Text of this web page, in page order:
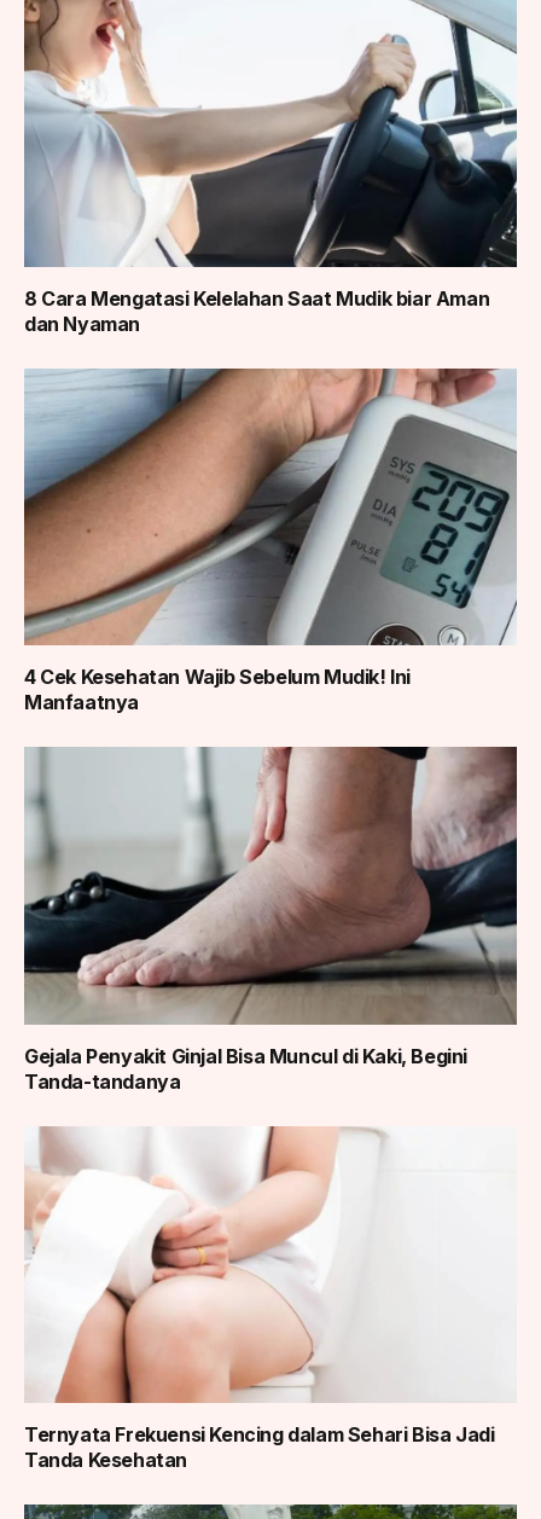
8 Cara Mengatasi Kelelahan Saat Mudik biar Aman
dan Nyaman
4 Cek Kesehatan Wajib Sebelum Mudik! Ini
Manfaatnya
Gejala Penyakit Ginjal Bisa Muncul di Kaki, Begini
Tanda-tandanya
Ternyata Frekuensi Kencing dalam Sehari Bisa Jadi
Tanda Kesehatan